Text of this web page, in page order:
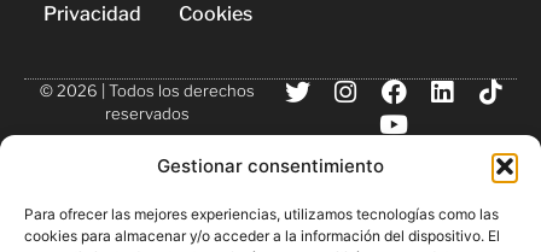
Gestionar consentimiento
Para ofrecer las mejores experiencias, utilizamos tecnologías como las
cookies para almacenar y/o acceder a la información del dispositivo. El
Privacidad Cookies
© 2026 | Todos los derechos
reservados